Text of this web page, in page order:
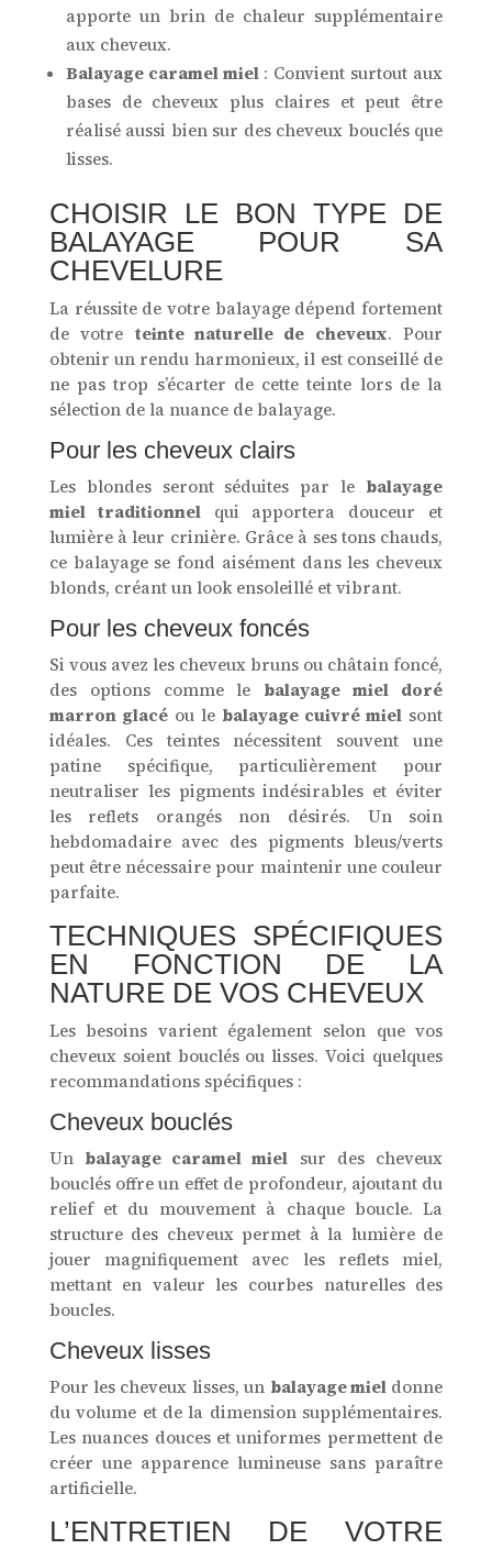
apporte un brin de chaleur supplémentaire
aux cheveux.
Balayage caramel miel: Convient surtout aux
bases de cheveux plus claires et peut être
réalisé aussi bien sur des cheveux bouclés que
lisses.
CHOISIR LE BON TYPE DE
BALAYAGE POUR SA
CHEVELURE
La réussite de votre balayage dépend fortement
de votre teinte naturelle de cheveux. Pour
obtenir un rendu harmonieux, il est conseillé de
ne pas trop s’écarter de cette teinte lors de la
sélection de la nuance de balayage.
Pour les cheveux clairs
Les blondes seront séduites par le balayage
miel traditionnelqui apportera douceur et
lumière à leur crinière. Grâce à ses tons chauds,
ce balayage se fond aisément dans les cheveux
blonds, créant un look ensoleillé et vibrant.
Pour les cheveux foncés
Si vous avez les cheveux bruns ou châtain foncé,
des options comme le balayage miel doré
marron glacéou le balayage cuivré miel sont
idéales. Ces teintes nécessitent souvent une
patine spécifique, particulièrement pour
neutraliser les pigments indésirables et éviter
les reflets orangés non désirés. Un soin
hebdomadaire avec des pigments bleus/verts
peut être nécessaire pour maintenir une couleur
parfaite.
TECHNIQUES SPÉCIFIQUES
EN FONCTION DE LA
NATURE DE VOS CHEVEUX
Les besoins varient également selon que vos
cheveux soient bouclés ou lisses. Voici quelques
recommandations spécifiques :
Cheveux bouclés
Un balayage caramel miel sur des cheveux
bouclés offre un effet de profondeur, ajoutant du
relief et du mouvement à chaque boucle. La
structure des cheveux permet à la lumière de
jouer magnifiquement avec les reflets miel,
mettant en valeur les courbes naturelles des
boucles.
Cheveux lisses
Pour les cheveux lisses, un balayage mieldonne
du volume et de la dimension supplémentaires.
Les nuances douces et uniformes permettent de
créer une apparence lumineuse sans paraître
artificielle.
L’ENTRETIEN DE VOTRE